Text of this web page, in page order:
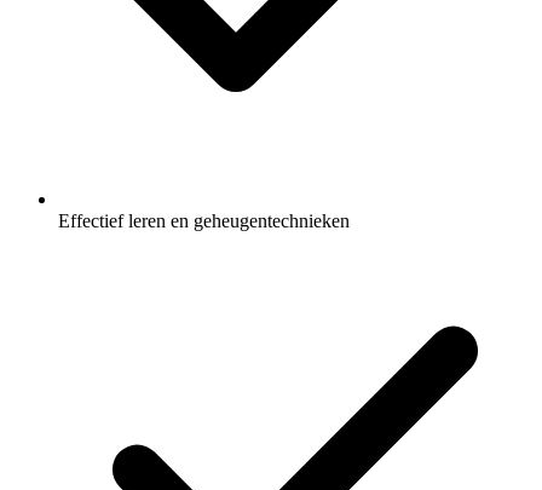
Effectief leren en geheugentechnieken